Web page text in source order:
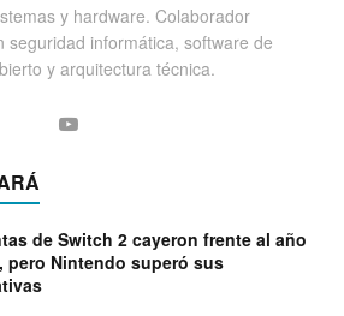
y hardware. Colaborador
seguridad informática, software de
y arquitectura técnica.
de Switch 2 cayeron frente al año
pero Nintendo superó sus